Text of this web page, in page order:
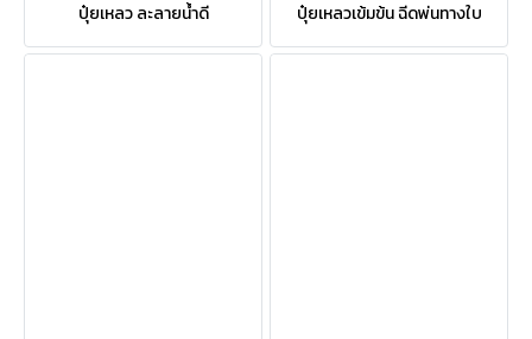
ปุ๋ยเหลว ละลายน้ำดี
ปุ๋ยเหลวเข้มข้น ฉีดพ่นทางใบ